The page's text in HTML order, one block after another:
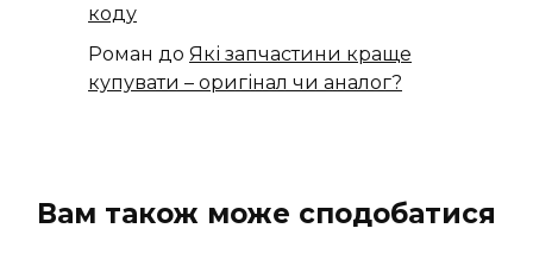
коду
Роман до Які запчастини краще
купувати – оригінал чи аналог?
Вам також може сподобатися